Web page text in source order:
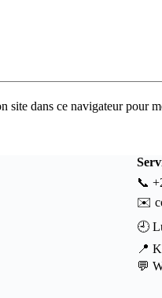
site dans ce navigateur pour
📞
✉️
🕘
📍
💬